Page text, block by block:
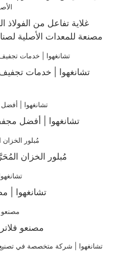
غلاية تفاعل من الفولاذ
مصنعة للمعدات الأصلية
تشانغهوا | خدمات
تشانغهوا | أفضل
مُبلور الخزان
تشانغهوا |
مصنعو